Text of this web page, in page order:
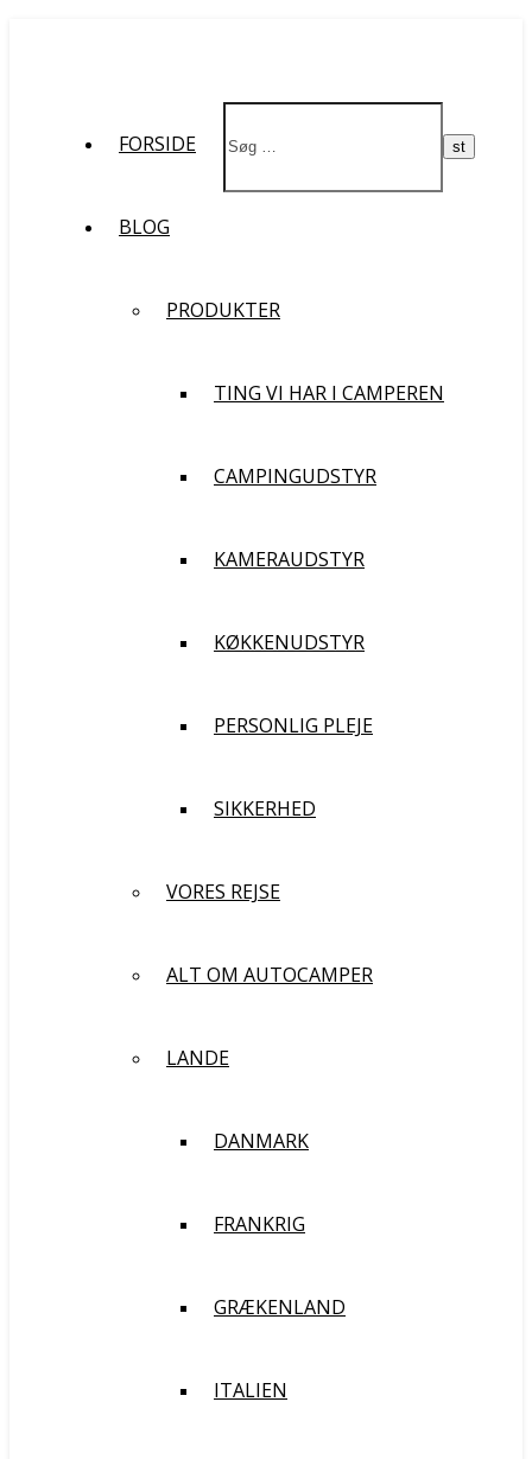
FORSIDE
BLOG
PRODUKTER
TING VI HAR I CAMPEREN
CAMPINGUDSTYR
KAMERAUDSTYR
KØKKENUDSTYR
PERSONLIG PLEJE
SIKKERHED
VORES REJSE
ALT OM AUTOCAMPER
LANDE
DANMARK
FRANKRIG
GRÆKENLAND
ITALIEN